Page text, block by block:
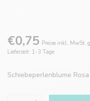
€0,75 Preise inkl. MwSt.
Lieferzeit: 1-3 Tage
Schiebeperlenblume Rosa